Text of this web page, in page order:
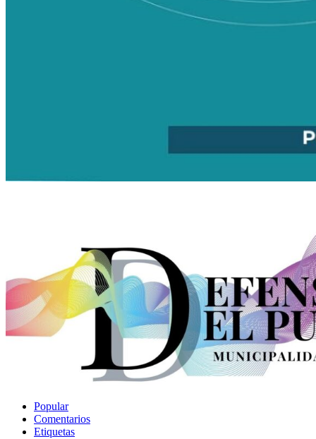
Popular
Comentarios
Etiquetas